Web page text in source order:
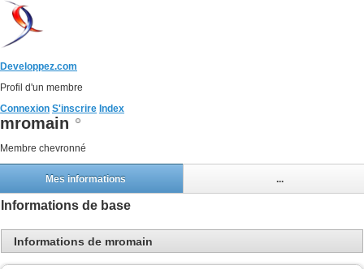
Developpez.com
Profil d'un membre
Connexion S'inscrire Index
mromain
Membre chevronné
Mes informations ...
Informations de base
Informations de mromain